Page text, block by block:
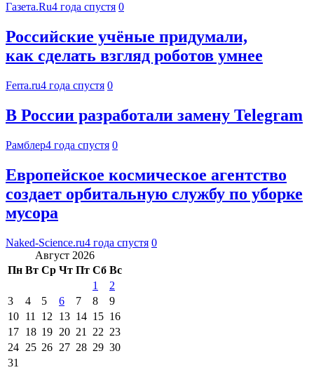
Газета.Ru4 года спустя 0
Российские учёные придумали,
как сделать взгляд роботов умнее
Ferra.ru4 года спустя 0
В России разработали замену Telegram
Рамблер4 года спустя 0
Европейское космическое агентство
создает орбитальную службу по уборке
мусора
Naked-Science.ru4 года спустя 0
Август 2026
Пн Вт Ср Чт Пт Сб Вс
1
2
3
4 5 6 7 8
9
10 11 12 13 14 15 16
17 18 19 20 21 22 23
24 25 26 27 28 29 30
31